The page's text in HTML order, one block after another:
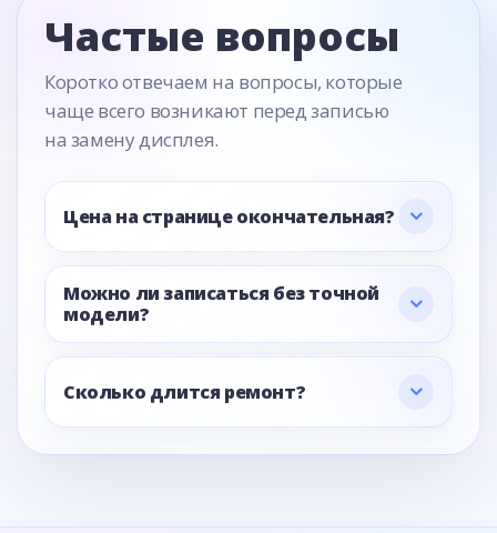
Частые вопросы
Коротко отвечаем на вопросы, которые
чаще всего возникают перед записью
на замену дисплея.
Цена на странице окончательная?
Можно ли записаться без точной
модели?
Сколько длится ремонт?